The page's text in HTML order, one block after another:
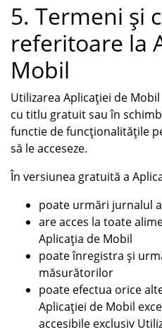
5. Termeni și
referitoare la
Mobil
Utilizarea Aplicației de
cu titlu gratuit sau în
functie de funcționalitățile
să le acceseze.
În versiunea gratuită a
poate urmări jurnalul
are acces la toate
Aplicația de Mobil
poate înregistra și
măsurătorilor
poate efectua orice
Aplicației de Mobil
accesibile exclusiv